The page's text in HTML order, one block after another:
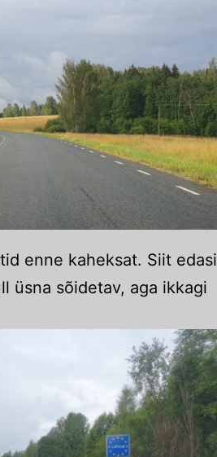
enne kaheksat. Siit
üsna sõidetav, aga ikkagi